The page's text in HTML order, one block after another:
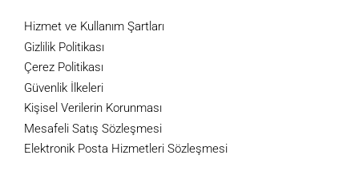
Hizmet ve Kullanım Şartları
Gizlilik Politikası
Çerez Politikası
Güvenlik İlkeleri
Kişisel Verilerin Korunması
Mesafeli Satış Sözleşmesi
Elektronik Posta Hizmetleri Sözleşmesi